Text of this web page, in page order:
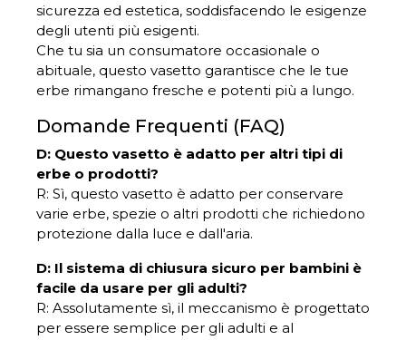
sicurezza ed estetica, soddisfacendo le esigenze
degli utenti più esigenti.
Che tu sia un consumatore occasionale o
abituale, questo vasetto garantisce che le tue
erbe rimangano fresche e potenti più a lungo.
Domande Frequenti (FAQ)
D: Questo vasetto è adatto per altri tipi di
erbe o prodotti?
R: Sì, questo vasetto è adatto per conservare
varie erbe, spezie o altri prodotti che richiedono
protezione dalla luce e dall'aria.
D: Il sistema di chiusura sicuro per bambini è
facile da usare per gli adulti?
R: Assolutamente sì, il meccanismo è progettato
per essere semplice per gli adulti e al